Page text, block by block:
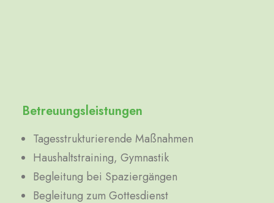
Betreuungsleistungen
Tagesstrukturierende Maßnahmen
Haushaltstraining, Gymnastik
Begleitung bei Spaziergängen
Begleitung zum Gottesdienst